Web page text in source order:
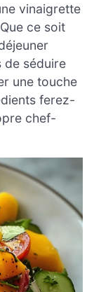
vinaigrette
ce soit
de séduire
une touche
ferez-
chef-